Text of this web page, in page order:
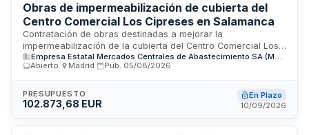
Obras de impermeabilización de cubierta del
Centro Comercial Los Cipreses en Salamanca
Contratación de obras destinadas a mejorar la
impermeabilización de la cubierta del Centro Comercial Los
Cipreses ubicado en Salamanca. MERCASA requiere
empresas especializadas en trabajos de impermeabilización
características. La ejecución incluye asignación de personal
técnico cualificado, medios auxiliares y garantía de
la obra.
Empresa Estatal Mercados Centrales de Abastecimiento SA (MERCASA)
Abierto
Madrid Pub. 05/08/2026
PRESUPUESTO
102.873,68 EUR
En Plazo
10/09/2026